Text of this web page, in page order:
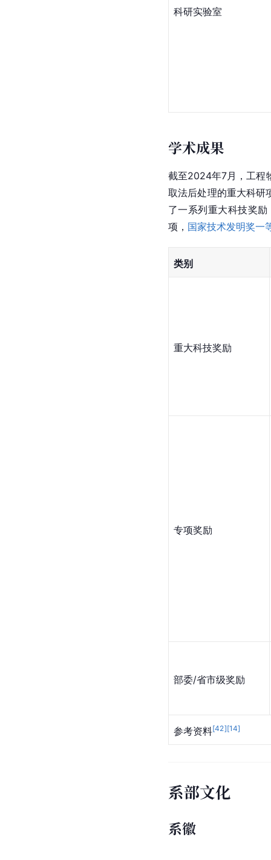
科研实验室
学术成果
截至2024年7月，工程
取法后处理的重大科研
了一系列重大科技奖
项， 国家技术发明奖一
类别
重大科技奖励
专项奖励
部委/省市级奖励
参考资料[42][14]
系部文化
系徽